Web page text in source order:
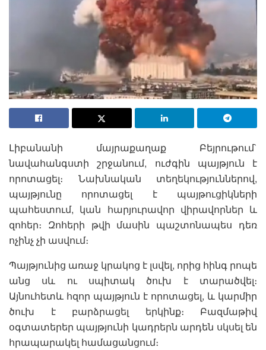
Լիբանանի մայրաքաղաք Բեյրութում`
նավահանգստի շրջանում, ուժգին պայթյուն է
որոտացել։ Նախնական տեղեկություններով,
պայթյունը որոտացել է պայթուցիկների
պահեստում, կան հարյուրավոր վիրավորներ և
զոհեր։ Զոհերի թվի մասին պաշտոնապես դեռ
ոչինչ չի ասվում։
Պայթյունից առաջ կրակոց է լսվել, որից հինգ րոպե
անց սև ու սպիտակ ծուխ է տարածվել։
Այնուհետև հզոր պայթյուն է որոտացել, և կարմիր
ծուխ է բարձրացել երկինք։ Բազմաթիվ
օգտատերեր պայթյունի կադրերն արդեն սկսել են
հրապարակել համացանցում։